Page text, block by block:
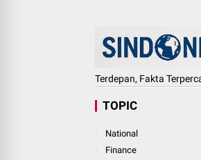
Terdepan, Fakta
TOPIC
National
Finance